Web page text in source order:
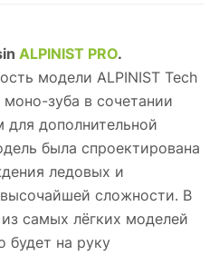
ALPINIST PRO.
модели ALPINIST Tech
зуба в сочетании
дополнительной
была спроектирована
ледовых и
сложности. В
самых лёгких моделей
будет на руку